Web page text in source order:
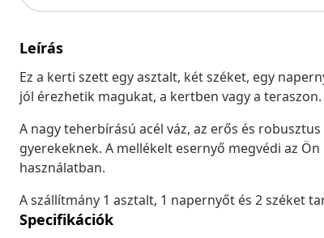
Leírás
Ez a kerti szett egy asztalt, két széket, egy
jól érezhetik magukat, a kertben vagy a teraszon.
A nagy teherbírású acél váz, az erős és
gyerekeknek. A mellékelt esernyő megvédi az
használatban.
A szállítmány 1 asztalt, 1 napernyőt és 2 széket
Specifikációk